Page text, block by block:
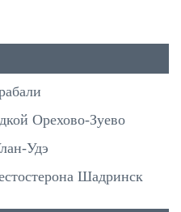
Орехово-Зуево
Удэ
Шадринск